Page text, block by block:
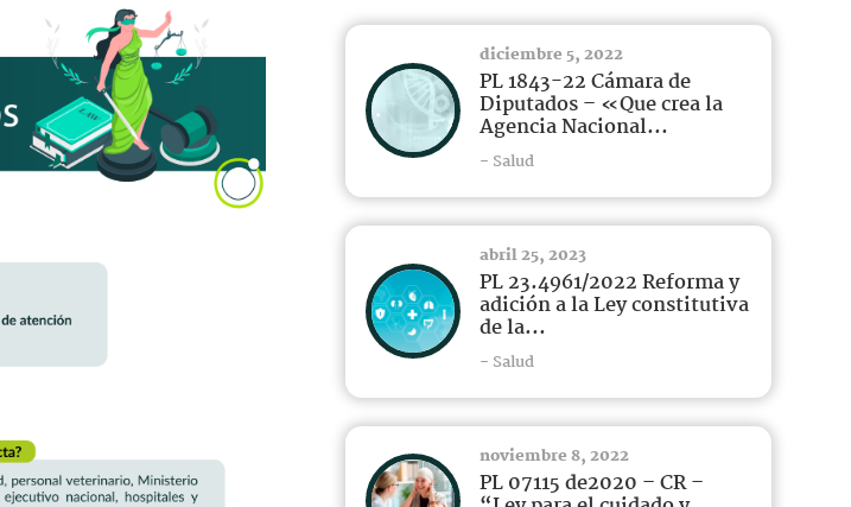
diciembre 5, 2022
PL 1843-22 Cámara de
Diputados – «Que crea la
Agencia Nacional...
- Salud
abril 25, 2023
PL 23.4961/2022 Reforma y
adición a la Ley constitutiva
de la...
- Salud
noviembre 8, 2022
PL 07115 de2020 – CR –